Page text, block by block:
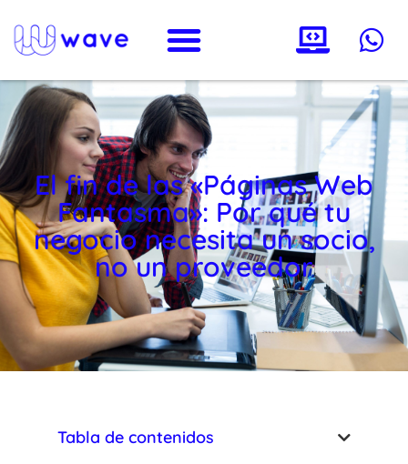
El fin de las «Páginas Web
Fantasma»: Por qué tu
negocio necesita un socio,
no un proveedor
Tabla de contenidos